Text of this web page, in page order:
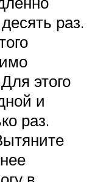
раз.
этого
и
раз.